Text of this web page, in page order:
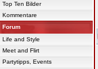
Top Ten Bilder
Kommentare
Forum
Life and Style
Meet and Flirt
Partytipps, Events